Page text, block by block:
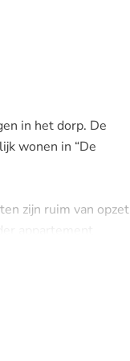
in het dorp. De
wonen in “De
zijn ruim van opzet
appartement